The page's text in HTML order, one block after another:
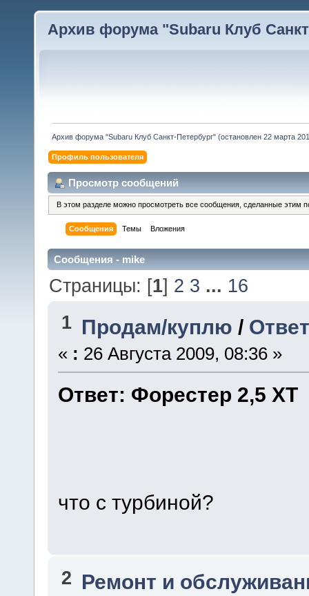
Архив форума "Subaru Клуб
Архив форума "Subaru Клуб Санкт-Петербург" (остановлен 22 марта
Профиль пользователя
Просмотр сообщений
В этом разделе можно просмотреть все сообщения, сделанные этим
Сообщения Темы Вложения
Сообщения - mike
Страницы: [1] 2 3 ... 16
1 Продам/куплю /
« : 26 Августа 2009, 08:36 »
Ответ: Форестер 2,5 ХТ
что с турбиной?
2 Ремонт и